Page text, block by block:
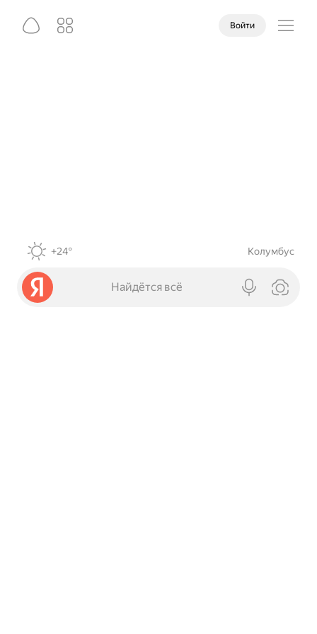
Войти
+24° Колумбус
Найдётся всё